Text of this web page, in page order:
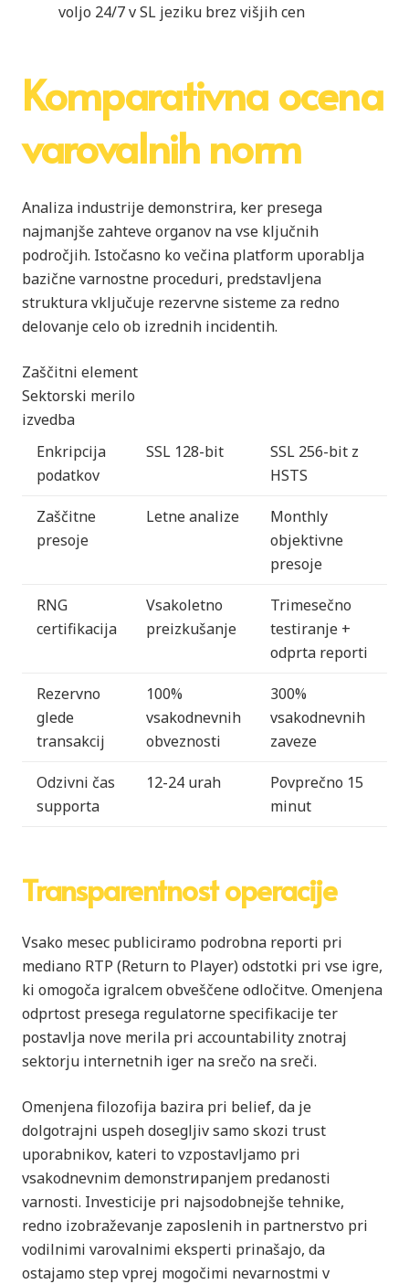
voljo 24/7 v SL jeziku brez višjih cen
Komparativna ocena
varovalnih norm
Analiza industrije demonstrira, ker presega
najmanjše zahteve organov na vse ključnih
področjih. Istočasno ko večina platform uporablja
bazične varnostne proceduri, predstavljena
struktura vključuje rezervne sisteme za redno
delovanje celo ob izrednih incidentih.
Zaščitni element
Sektorski merilo
izvedba
Enkripcija
podatkov
SSL 128-bit
SSL 256-bit z
HSTS
Zaščitne
presoje
Letne analize
Monthly
objektivne
presoje
RNG
certifikacija
Vsakoletno
preizkušanje
Trimesečno
testiranje +
odprta reporti
Rezervno
glede
transakcij
100%
vsakodnevnih
obveznosti
300%
vsakodnevnih
zaveze
Odzivni čas
supporta
12-24 urah
Povprečno 15
minut
Transparentnost operacije
Vsako mesec publiciramo podrobna reporti pri
mediano RTP (Return to Player) odstotki pri vse igre,
ki omogoča igralcem obveščene odločitve. Omenjena
odprtost presega regulatorne specifikacije ter
postavlja nove merila pri accountability znotraj
sektorju internetnih iger na srečo na sreči.
Omenjena filozofija bazira pri belief, da je
dolgotrajni uspeh dosegljiv samo skozi trust
uporabnikov, kateri to vzpostavljamo pri
vsakodnevnim demonstrирanjem predanosti
varnosti. Investicije pri najsodobnejše tehnike,
redno izobraževanje zaposlenih in partnerstvo pri
vodilnimi varovalnimi eksperti prinašajo, da
ostajamo step vprej mogočimi nevarnostmi v